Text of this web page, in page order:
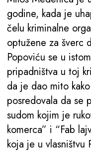
godine, kada je
čelu kriminalne
optužene za
Popoviću se u
pripadništva u toj
da je dao mito
posredovala da se
sudom kojim je
komerca” i “Fab
koja je u vlasništvu